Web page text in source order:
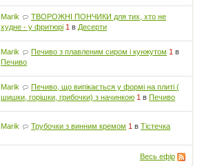
Marik
ТВОРОЖНІ ПОНЧИКИ для тих, хто не
худне - у фритюрі 1 в Десерти
Marik Печиво з плавленим сиром і кунжутом 1 в
Печиво
Marik
Печиво, що випікається у формі на плиті (
шишки, горішки, грибочки) з начинкою 1 вПечиво
Marik Трубочки з винним кремом 1 вТістечка
Весь ефір